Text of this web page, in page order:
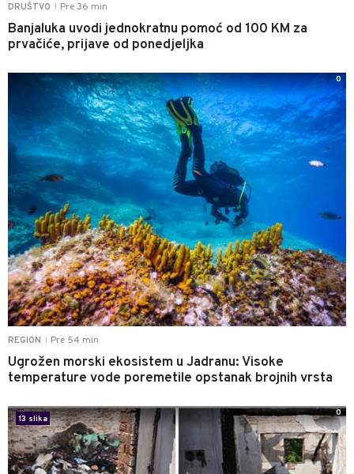
DRUŠTVO Pre 36 min
Banjaluka uvodi jednokratnu pomoć od 100 KM za
prvačiće, prijave od ponedjeljka
REGION Pre 54 min
Ugrožen morski ekosistem u Jadranu: Visoke
temperature vode poremetile opstanak brojnih vrsta
0
13 slika
0